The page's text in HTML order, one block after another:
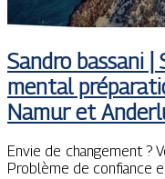
Sandro bassani |
mental
Namur et
Envie de changement ?
Problème de confiance